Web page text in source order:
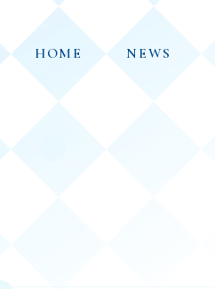
HOME NEWS